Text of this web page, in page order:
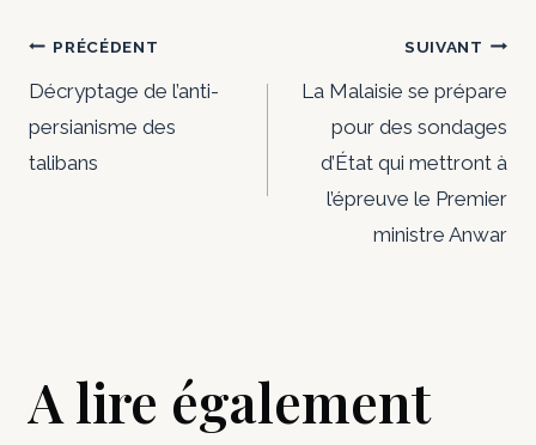
Navigation
de
l’article
PRÉCÉDENT
Décryptage de l’anti-
persianisme des
talibans
SUIVANT
La Malaisie se prépare
pour des sondages
d’État qui mettront à
l’épreuve le Premier
ministre Anwar
A lire également